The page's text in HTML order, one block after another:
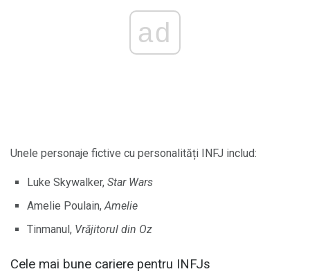
ad
Unele personaje fictive cu personalități INFJ includ:
Luke Skywalker, Star Wars
Amelie Poulain,Amelie
Tinmanul, Vrăjitorul din Oz
Cele mai bune cariere pentru INFJs